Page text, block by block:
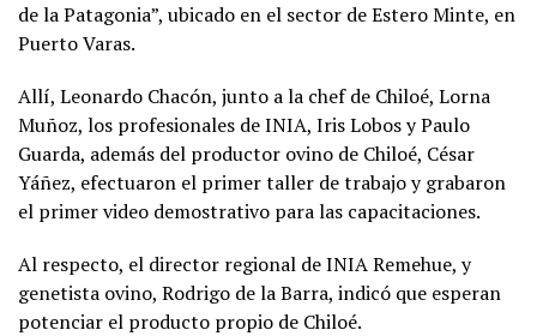
de la Patagonia”, ubicado en el sector de Estero Minte, en
Puerto Varas.
Allí, Leonardo Chacón, junto a la chef de Chiloé, Lorna
Muñoz, los profesionales de INIA, Iris Lobos y Paulo
Guarda, además del productor ovino de Chiloé, César
Yáñez, efectuaron el primer taller de trabajo y grabaron
el primer video demostrativo para las capacitaciones.
Al respecto, el director regional de INIA Remehue, y
genetista ovino, Rodrigo de la Barra, indicó que esperan
potenciar el producto propio de Chiloé.